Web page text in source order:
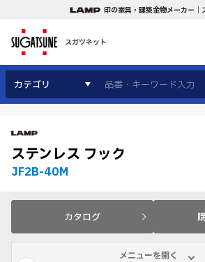
印の家具・建築金物メーカー｜
スガツネット
カテゴリ
ステンレス フック
JF2B-40M
カタログ
メニューを開く